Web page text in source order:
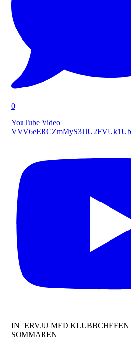
0
YouTube Video
INTERVJU MED KLUBBCHEFEN
SOMMAREN